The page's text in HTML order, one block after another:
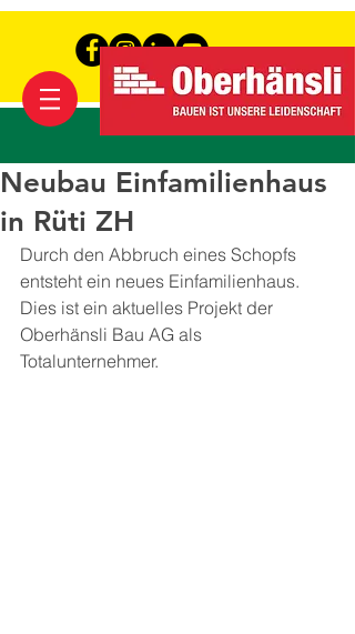
Neubau Einfamilienhaus
in Rüti ZH
Durch den Abbruch eines Schopfs
entsteht ein neues Einfamilienhaus.
Dies ist ein aktuelles Projekt der
Oberhänsli Bau AG als
Totalunternehmer.